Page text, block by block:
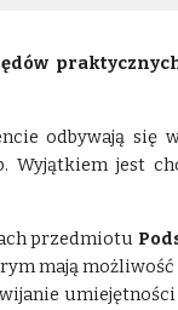
odbywają się
Wyjątkiem jest
przedmiotu
mają możliwość